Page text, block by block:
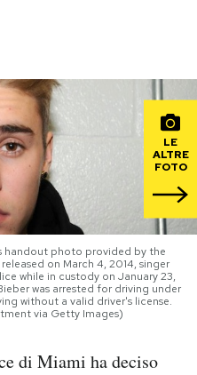
LE
ALTRE
FOTO
handout photo provided by the
on March 4, 2014, singer
while in custody on January 23,
was arrested for driving under
without a valid driver's license.
via Getty Images)
di Miami ha deciso